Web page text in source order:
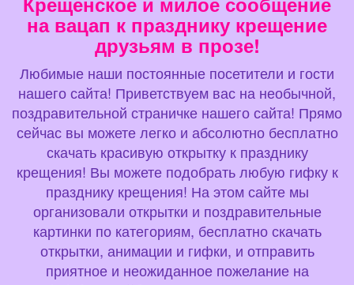
на вацап к празднику крещение
друзьям в прозе!
Любимые наши постоянные посетители и гости
нашего сайта! Приветствуем вас на необычной,
поздравительной страничке нашего сайта! Прямо
сейчас вы можете легко и абсолютно бесплатно
скачать красивую открытку к празднику
крещения! Вы можете подобрать любую гифку к
празднику крещения! На этом сайте мы
организовали открытки и поздравительные
картинки по категориям, бесплатно скачать
открытки, анимации и гифки, и отправить
приятное и неожиданное пожелание на